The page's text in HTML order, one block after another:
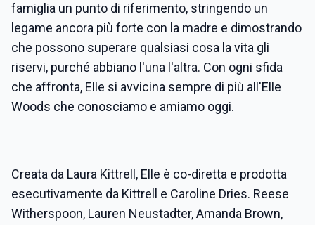
famiglia un punto di riferimento, stringendo un
legame ancora più forte con la madre e dimostrando
che possono superare qualsiasi cosa la vita gli
riservi, purché abbiano l'una l'altra. Con ogni sfida
che affronta, Elle si avvicina sempre di più all'Elle
Woods che conosciamo e amiamo oggi.
Creata da Laura Kittrell, Elle è co-diretta e prodotta
esecutivamente da Kittrell e Caroline Dries. Reese
Witherspoon, Lauren Neustadter, Amanda Brown,